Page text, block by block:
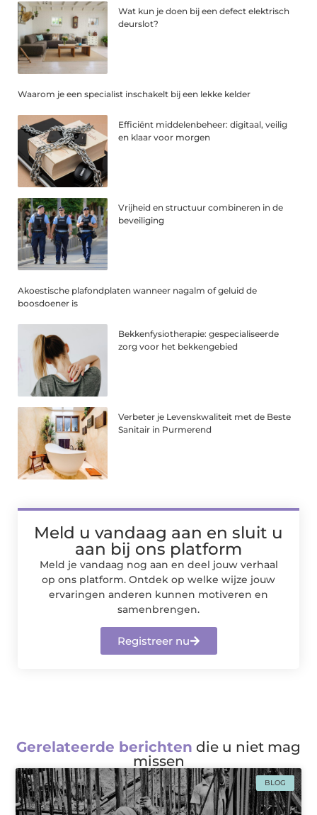
Wat kun je doen bij een defect elektrisch
deurslot?
Waarom je een specialist inschakelt bij een lekke kelder
Efficiënt middelenbeheer: digitaal, veilig
en klaar voor morgen
Vrijheid en structuur combineren in de
beveiliging
Akoestische plafondplaten wanneer nagalm of geluid de
boosdoener is
Bekkenfysiotherapie: gespecialiseerde
zorg voor het bekkengebied
Verbeter je Levenskwaliteit met de Beste
Sanitair in Purmerend
Meld u vandaag aan en sluit u
aan bij ons platform
Meld je vandaag nog aan en deel jouw verhaal
op ons platform. Ontdek op welke wijze jouw
ervaringen anderen kunnen motiveren en
samenbrengen.
Registreer nu
Gerelateerde berichten die u niet mag
missen
BLOG